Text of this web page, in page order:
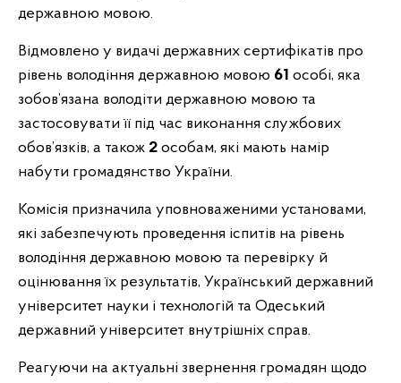
державною мовою.
Відмовлено у видачі державних сертифікатів про
рівень володіння державною мовою 61 особі, яка
зобов’язана володіти державною мовою та
застосовувати її під час виконання службових
обов’язків, а також 2 особам, які мають намір
набути громадянство України.
Комісія призначила уповноваженими установами,
які забезпечують проведення іспитів на рівень
володіння державною мовою та перевірку й
оцінювання їх результатів, Український державний
університет науки і технологій та Одеський
державний університет внутрішніх справ.
Реагуючи на актуальні звернення громадян щодо